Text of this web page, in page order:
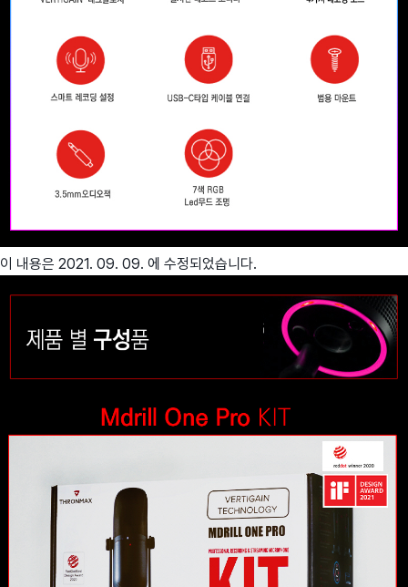
이 내용은 2021. 09. 09. 에 수정되었습니다.